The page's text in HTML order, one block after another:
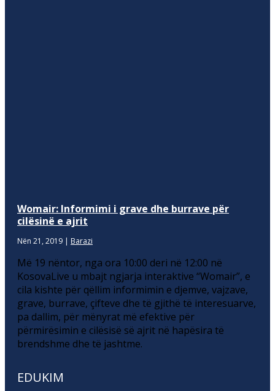
Womair: Informimi i grave dhe burrave për
cilësinë e ajrit
Nën 21, 2019 | Barazi
Më 19 nëntor, nga ora 10:00 deri në 12:00 në
KosovaLive u mbajt ngjarja interaktive “Womair”, e
cila kishte për qëllim informimin e djemve, vajzave,
grave, burrave, çifteve dhe të gjithë të interesuarve,
pa dallim, për mënyrat më efektive për
përmirësimin e cilësisë së ajrit në hapësira të
brendshme dhe të jashtme.
EDUKIM